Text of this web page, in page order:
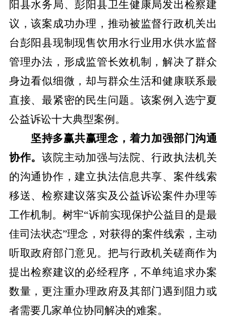
阳县水务局、彭阳县卫生健康局发出检察建
议，该案成功办理，推动被监督行政机关出
台彭阳县现制现售饮用水行业用水供水监督
管理办法，形成监管长效机制，解决了群众
身边看似细微，却与群众生活和健康联系最
直接、最紧密的民生问题。该案例入选宁夏
公益诉讼十大典型案例。
坚持多赢共赢理念，着力加强部门沟通
协作。该院主动加强与法院、行政执法机关
的沟通协作，建立执法信息共享、案件线索
移送、检察建议落实及公益诉讼案件办理等
工作机制。树牢“诉前实现保护公益目的是最
佳司法状态”理念，对获得的案件线索，主动
听取政府部门意见。把与行政机关磋商作为
提出检察建议的必经程序，不单纯追求办案
数量，更注重办理政府及其部门遇到阻力或
者需要几家单位协同解决的难案。